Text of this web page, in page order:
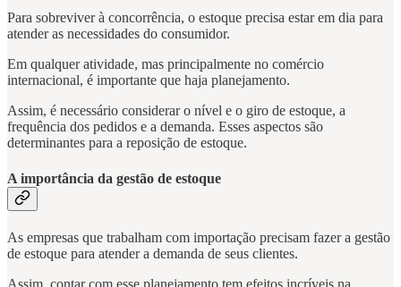
Para sobreviver à concorrência, o estoque precisa estar em dia para
atender as necessidades do consumidor.
Em qualquer atividade, mas principalmente no comércio
internacional, é importante que haja planejamento.
Assim, é necessário considerar o nível e o giro de estoque, a
frequência dos pedidos e a demanda. Esses aspectos são
determinantes para a reposição de estoque.
A importância da gestão de estoque
As empresas que trabalham com importação precisam fazer a gestão
de estoque para atender a demanda de seus clientes.
Assim, contar com esse planejamento tem efeitos incríveis na